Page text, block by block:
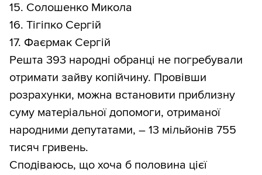
15. Солошенко Микола
16. Тігіпко Сергій
17. Фаєрмак Сергій
Решта 393 народні обранці не погребували
отримати зайву копійчину. Провівши
розрахунки, можна встановити приблизну
суму матеріальної допомоги, отриманої
народними депутатами, – 13 мільйонів 755
тисяч гривень.
Сподіваюсь, що хоча б половина цієї